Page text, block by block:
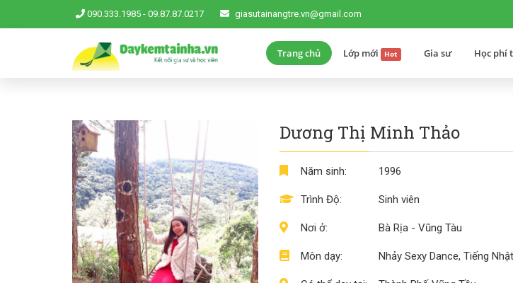
090.333.1985 - 09.87.87.0217 giasutainangtre.vn@gmail.com
Trang chủ Lớp mới Hot Gia sư Học phí
Dương Thị Minh Thảo
Năm sinh:
Trình Độ:
Nơi ở:
Môn dạy:
1996
Sinh viên
Bà Rịa - Vũng Tàu
Nhảy Sexy Dance, Tiếng Nhật